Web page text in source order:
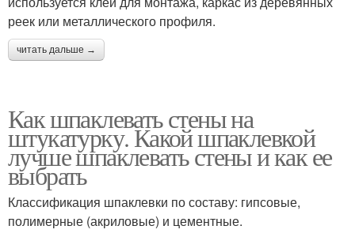
реек или металлического профиля.
читать дальше →
Как шпаклевать стены на
штукатурку. Какой шпаклевкой
лучше шпаклевать стены и как ее
выбрать
Классификация шпаклевки по составу: гипсовые,
полимерные (акриловые) и цементные.